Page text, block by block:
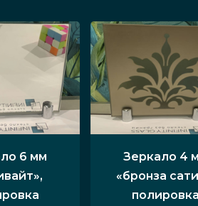
6 мм
Зеркало 4
«бронза
полировка